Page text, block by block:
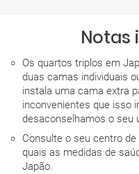
Notas
Os quartos triplos em
duas camas individuais
instala uma cama extra
inconvenientes que isso
desaconselhamos o seu
Consulte o seu centro
quais as medidas de
Japão.